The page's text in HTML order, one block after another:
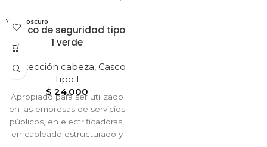
en el sector petrolero,
metalmecánico, construcción,
astilleros, explotación de
túneles, aserraderos y en la
industria en general.
Verde oscuro
Casco de seguridad tipo
1 verde
Protección cabeza, Casco
Tipo I
$ 24.000
Apropiado para ser utilizado
en las empresas de servicios
públicos, en electrificadoras,
en cableado estructurado y